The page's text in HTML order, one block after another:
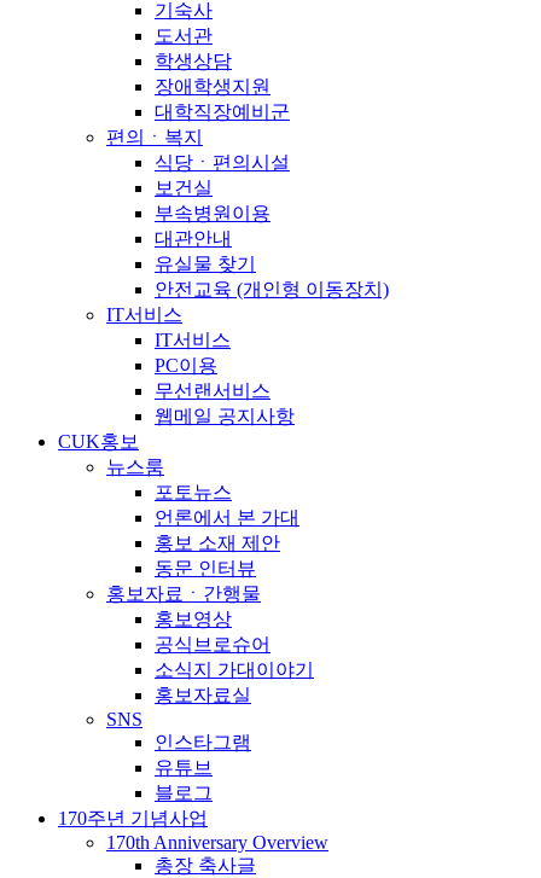
기숙사
도서관
학생상담
장애학생지원
대학직장예비군
편의ㆍ복지
식당ㆍ편의시설
보건실
부속병원이용
대관안내
유실물 찾기
안전교육 (개인형 이동장치)
IT서비스
IT서비스
PC이용
무선랜서비스
웹메일 공지사항
CUK홍보
뉴스룸
포토뉴스
언론에서 본 가대
홍보 소재 제안
동문 인터뷰
홍보자료ㆍ간행물
홍보영상
공식브로슈어
소식지 가대이야기
홍보자료실
SNS
인스타그램
유튜브
블로그
170주년 기념사업
170th Anniversary Overview
총장 축사글